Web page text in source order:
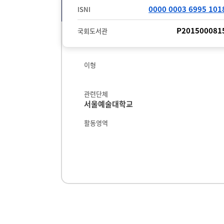
ISNI 0000 0003 6995
국회도서관
이형
관련단체
서울예술대학교
활동영역